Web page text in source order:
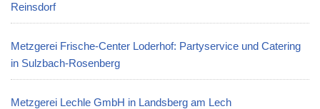
Reinsdorf
Metzgerei Frische-Center Loderhof: Partyservice und Catering
in Sulzbach-Rosenberg
Metzgerei Lechle GmbH in Landsberg am Lech